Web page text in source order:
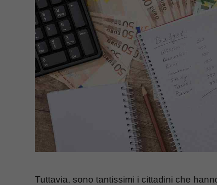
Tuttavia, sono tantissimi i cittadini che